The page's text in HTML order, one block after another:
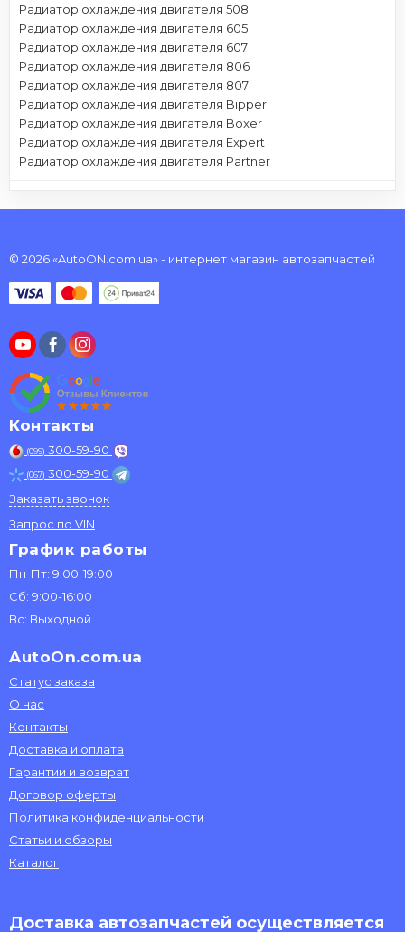
Радиатор охлаждения двигателя 508
Радиатор охлаждения двигателя 605
Радиатор охлаждения двигателя 607
Радиатор охлаждения двигателя 806
Радиатор охлаждения двигателя 807
Радиатор охлаждения двигателя Bipper
Радиатор охлаждения двигателя Boxer
Радиатор охлаждения двигателя Expert
Радиатор охлаждения двигателя Partner
© 2026 «AutoON.com.ua» - интернет магазин автозапчастей
Контакты
(099) 300-59-90
(067) 300-59-90
Заказать звонок
Запрос по VIN
График работы
Пн-Пт: 9:00-19:00
Сб: 9:00-16:00
Вс: Выходной
AutoOn.com.ua
Статус заказа
О нас
Контакты
Доставка и оплата
Гарантии и возврат
Договор оферты
Политика конфиденциальности
Статьи и обзоры
Каталог
Доставка автозапчастей осуществляется